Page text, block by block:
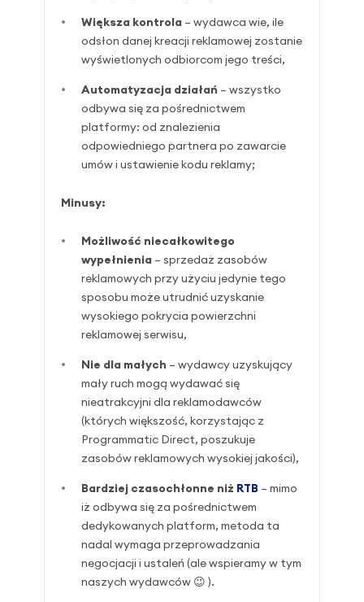
Większa kontrola – wydawca wie, ile
odsłon danej kreacji reklamowej zostanie
wyświetlonych odbiorcom jego treści,
Automatyzacja działań – wszystko
odbywa się za pośrednictwem
platformy: od znalezienia
odpowiedniego partnera po zawarcie
umów i ustawienie kodu reklamy;
Minusy:
Możliwość niecałkowitego
wypełnienia – sprzedaż zasobów
reklamowych przy użyciu jedynie tego
sposobu może utrudnić uzyskanie
wysokiego pokrycia powierzchni
reklamowej serwisu,
Nie dla małych – wydawcy uzyskujący
mały ruch mogą wydawać się
nieatrakcyjni dla reklamodawców
(których większość, korzystając z
Programmatic Direct, poszukuje
zasobów reklamowych wysokiej jakości),
Bardziej czasochłonne niż RTB – mimo
iż odbywa się za pośrednictwem
dedykowanych platform, metoda ta
nadal wymaga przeprowadzania
negocjacji i ustaleń (ale wspieramy w tym
naszych wydawców 😉 ).